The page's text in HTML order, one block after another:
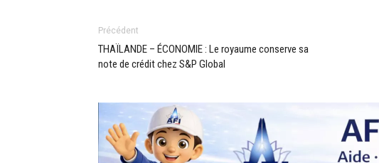
Précédent
THAÏLANDE – ÉCONOMIE : Le royaume conserve sa
note de crédit chez S&P Global